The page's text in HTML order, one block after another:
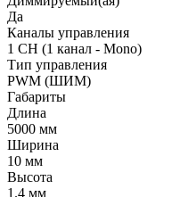
Да
Каналы управления
1 CH (1 канал - Mono)
Тип управления
PWM (ШИМ)
Габариты
Длина
5000 мм
Ширина
10 мм
Высота
1.4 мм